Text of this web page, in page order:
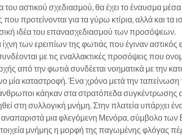
του αστικού σχεδιασμού, θα έχει το έναυσμα
που προτείνονται για τα γύρω κτίρια, αλλά και
ιδέα του επανασχεδιασμού των προσόψεων.
των ερειπίων της φωτιάς που έγιναν αστικός
με τις εναλλακτικές προσόψεις που
από την φωτιά συνδέεται νοηματικά με την
μία καταστροφή. Ένα χρόνο μετά την
άνθρωποι κάηκαν στα στρατόπεδα συγκέντρωσης
στη συλλογική μνήμη. Στην πλατεία υπάρχει
μια φλεγόμενη Μενόρα, σύμβολο των
μνήμης η μορφή της παγωμένης φλόγας